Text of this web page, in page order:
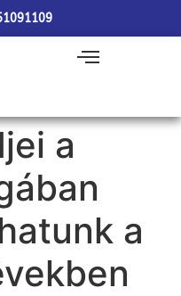
a
a